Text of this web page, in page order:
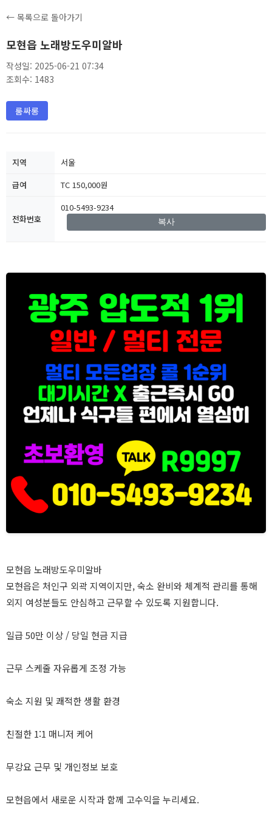
← 목록으로 돌아가기
모현읍 노래방도우미알바
작성일: 2025-06-21 07:34
조회수: 1483
룸싸롱
지역
서울
급여
TC 150,000원
전화번호
010-5493-9234
복사
모현읍 노래방도우미알바
모현읍은 처인구 외곽 지역이지만, 숙소 완비와 체계적 관리를 통해
외지 여성분들도 안심하고 근무할 수 있도록 지원합니다.
일급 50만 이상 / 당일 현금 지급
근무 스케줄 자유롭게 조정 가능
숙소 지원 및 쾌적한 생활 환경
친절한 1:1 매니저 케어
무강요 근무 및 개인정보 보호
모현읍에서 새로운 시작과 함께 고수익을 누리세요.